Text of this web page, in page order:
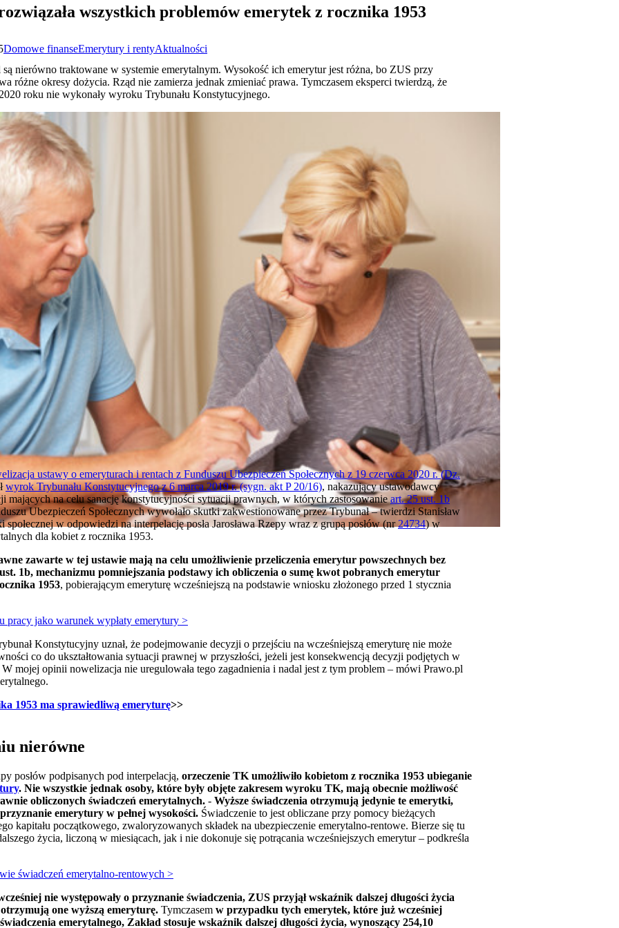
wszystkich problemów emerytek z rocznika 1953
Domowe finanseEmerytury i rentyAktualności
nierówno traktowane w systemie emerytalnym. Wysokość ich emerytur jest różna, bo ZUS przy
różne okresy dożycia. Rząd nie zamierza jednak zmieniać prawa. Tymczasem eksperci twierdzą, że
roku nie wykonały wyroku Trybunału Konstytucyjnego.
ustawy o emeryturach i rentach z Funduszu Ubezpieczeń Społecznych z 19 czerwca 2020 r. (Dz.
wyrok Trybunału Konstytucyjnego z 6 marca 2019 r. (sygn. akt P 20/16), nakazujący ustawodawcy
mających na celu sanację konstytucyjności sytuacji prawnych, w których zastosowanieart. 25 ust. 1b
Ubezpieczeń Społecznych wywołało skutki zakwestionowane przez Trybunał – twierdzi Stanisław
w odpowiedzi na interpelację posła Jarosława Rzepy wraz z grupą posłów (nr24734) w
dla kobiet z rocznika 1953.
zawarte w tej ustawie mają na celu umożliwienie przeliczenia emerytur powszechnych bez
1b, mechanizmu pomniejszania podstawy ich obliczenia o sumę kwot pobranych emerytur
1953, pobierającym emeryturę wcześniejszą na podstawie wniosku złożonego przed 1 stycznia
pracy jako warunek wypłaty emerytury >
Konstytucyjny uznał, że podejmowanie decyzji o przejściu na wcześniejszą emeryturę nie może
co do ukształtowania sytuacji prawnej w przyszłości, jeżeli jest konsekwencją decyzji podjętych w
mojej opinii nowelizacja nie uregulowała tego zagadnienia i nadal jest z tym problem – mówi Prawo.pl
1953 ma sprawiedliwą emeryturę>>
nierówne
posłów podpisanych pod interpelacją, orzeczenie TK umożliwiło kobietom z rocznika 1953 ubieganie
. Nie wszystkie jednak osoby, które były objęte zakresem wyroku TK, mają obecnie możliwość
obliczonych świadczeń emerytalnych. - Wyższe świadczenia otrzymują jedynie te emerytki,
emerytury w pełnej wysokości. Świadczenie to jest obliczane przy pomocy bieżących
kapitału początkowego, zwaloryzowanych składek na ubezpieczenie emerytalno-rentowe. Bierze się tu
życia, liczoną w miesiącach, jak i nie dokonuje się potrącania wcześniejszych emerytur – podkreśla
świadczeń emerytalno-rentowych >
nie występowały o przyznanie świadczenia, ZUS przyjął wskaźnik dalszej długości życia
one wyższą emeryturę. Tymczasem w przypadku tych emerytek, które już wcześniej
emerytalnego, Zakład stosuje wskaźnik dalszej długości życia, wynoszący 254,10